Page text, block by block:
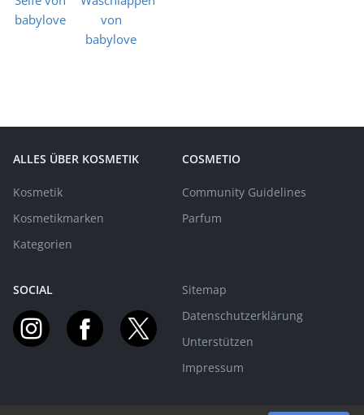
ALLES ÜBER KOSMETIK
Kosmetik
Kosmetikmarken
Kategorien
COSMETIO
Community Guidelines
Parfum
SOCIAL
Sitemap
Datenschutzerklärung
Unterstützen
Impressum